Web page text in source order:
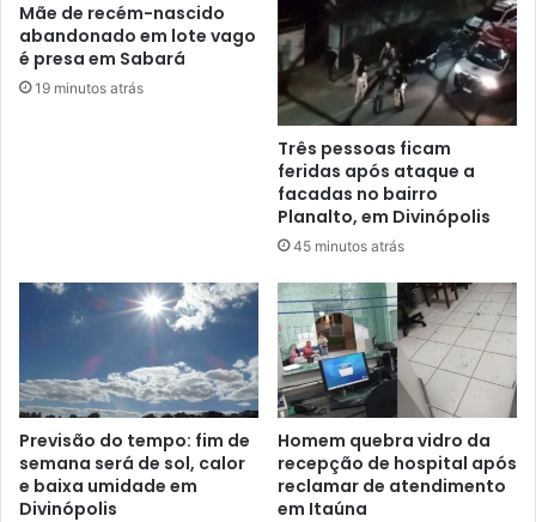
Mãe de recém-nascido
abandonado em lote vago
é presa em Sabará
19 minutos atrás
Três pessoas ficam
feridas após ataque a
facadas no bairro
Planalto, em Divinópolis
45 minutos atrás
Previsão do tempo: fim de
semana será de sol, calor
e baixa umidade em
Divinópolis
Homem quebra vidro da
recepção de hospital após
reclamar de atendimento
em Itaúna